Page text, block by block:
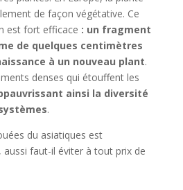
de façon végétative. Ce
est fort efficace : un fragment
de quelques centimètres
à un nouveau plant.
denses qui étouffent les
ainsi la diversité
.
du asiatiques est
faut-il éviter à tout prix de